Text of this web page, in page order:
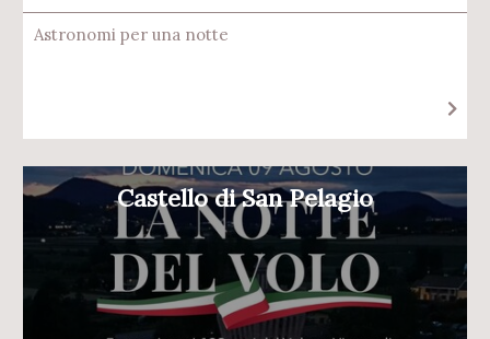
Astronomi per una notte
Castello di San Pelagio